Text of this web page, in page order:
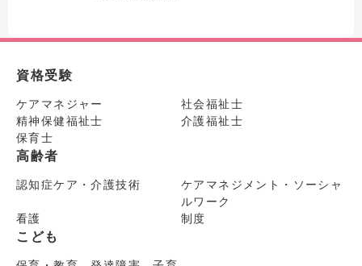
資格受験
ケアマネジャー
社会福祉士
精神保健福祉士
介護福祉士
保育士
高齢者
認知症ケア・介護技術
ケアマネジメント・ソーシャ
ルワーク
看護
制度
こども